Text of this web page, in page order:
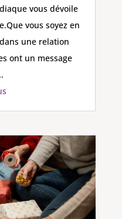
vous dévoile
vous soyez en
une relation
ont un message